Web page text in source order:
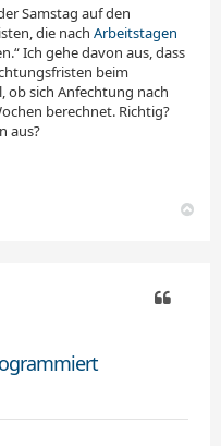
Samstag auf den
die nach Arbeitstagen
Ich gehe davon aus, dass
beim
ob sich Anfechtung nach
berechnet. Richtig?
aus?